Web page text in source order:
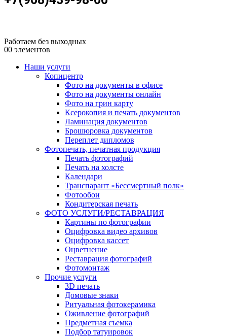
Работаем без выходных
00 элементов
Наши услуги
Копицентр
Фото на документы в офисе
Фото на документы онлайн
Фото на грин карту
Ксерокопия и печать документов
Ламинация документов
Брошюровка документов
Переплет дипломов
Фотопечать, печатная продукция
Печать фотографий
Печать на холсте
Календари
Транспарант «Бессмертный полк»
Фотообои
Кондитерская печать
ФОТО УСЛУГИ/РЕСТАВРАЦИЯ
Картины по фотографии
Оцифровка видео архивов
Оцифровка кассет
Оцветнение
Реставрация фотографий
Фотомонтаж
Прочие услуги
3D печать
Домовые знаки
Ритуальная фотокерамика
Оживление фотографий
Предметная съемка
Подбор татуировок